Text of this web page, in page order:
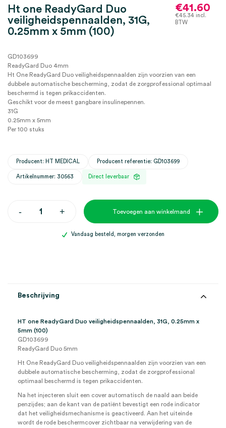
Ht one ReadyGard Duo
veiligheidspennaalden, 31G,
0.25mm x 5mm (100)
€41.60
€45.34incl.
BTW
GD103699
ReadyGard Duo 4mm
Ht One ReadyGard Duo veiligheidspennaalden zijn voorzien van een
dubbele automatische bescherming, zodat de zorgprofessional optimaal
beschermd is tegen prikaccidenten.
Geschikt voor de meest gangbare insulinepennen.
31G
0.25mm x 5mm
Per 100 stuks
Producent: HT MEDICAL Producent referentie: GD103699
Artikelnummer: 30563 Direct leverbaar
-
aantal
+ Toevoegen aan winkelmand
Vandaag besteld, morgen verzonden
Beschrijving
HT one ReadyGard Duo veiligheidspennaalden, 31G, 0.25mm x
5mm (100)
GD103699
ReadyGard Duo 5mm
Ht One ReadyGard Duo veiligheidspennaalden zijn voorzien van een
dubbele automatische bescherming, zodat de zorgprofessional
optimaal beschermd is tegen prikaccidenten.
Na het injecteren sluit een cover automatisch de naald aan beide
penzijdes; aan de kant van de patiënt bevestigt een rode indicator
dat het veiligheidsmechanisme is geactiveerd. Aan het uiteinde
wordt de rode beschermcover zichtbaar na verwijdering van de